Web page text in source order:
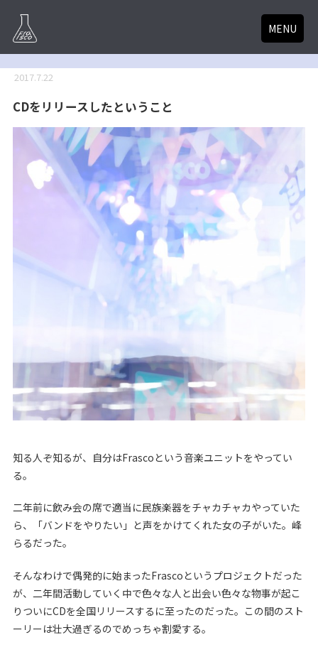
MENU
2017.7.22
CDをリリースしたということ
知る人ぞ知るが、自分はFrascoという音楽ユニットをやってい
る。
二年前に飲み会の席で適当に民族楽器をチャカチャカやっていた
ら、「バンドをやりたい」と声をかけてくれた女の子がいた。峰
らるだった。
そんなわけで偶発的に始まったFrascoというプロジェクトだった
が、二年間活動していく中で色々な人と出会い色々な物事が起こ
りついにCDを全国リリースするに至ったのだった。この間のスト
ーリーは壮大過ぎるのでめっちゃ割愛する。